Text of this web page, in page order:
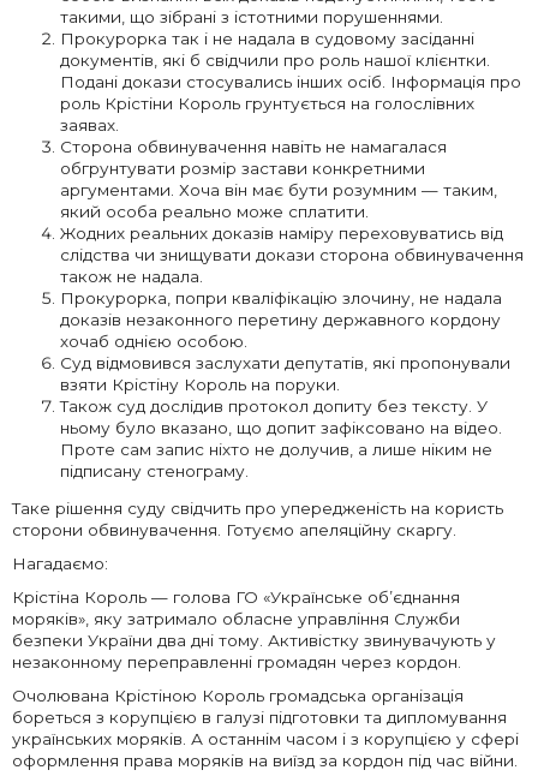
такими, що зібрані з істотними порушеннями.
Прокурорка так і не надала в судовому засіданні
документів, які б свідчили про роль нашої клієнтки.
Подані докази стосувались інших осіб. Інформація про
роль Крістіни Король грунтується на голослівних
заявах.
Сторона обвинувачення навіть не намагалася
обгрунтувати розмір застави конкретними
аргументами. Хоча він має бути розумним — таким,
який особа реально може сплатити.
Жодних реальних доказів наміру переховуватись від
слідства чи знищувати докази сторона обвинувачення
також не надала.
Прокурорка, попри кваліфікацію злочину, не надала
доказів незаконного перетину державного кордону
хочаб однією особою.
Суд відмовився заслухати депутатів, які пропонували
взяти Крістіну Король на поруки.
Також суд дослідив протокол допиту без тексту. У
ньому було вказано, що допит зафіксовано на відео.
Проте сам запис ніхто не долучив, а лише ніким не
підписану стенограму.
Таке рішення суду свідчить про упередженість на користь
сторони обвинувачення. Готуємо апеляційну скаргу.
Нагадаємо:
Крістіна Король — голова ГО «Українське об’єднання
моряків», яку затримало обласне управління Служби
безпеки України два дні тому. Активістку звинувачують у
незаконному переправленні громадян через кордон.
Очолювана Крістіною Король громадська організація
бореться з корупцією в галузі підготовки та дипломування
українських моряків. А останнім часом і з корупцією у сфері
оформлення права моряків на виїзд за кордон під час війни.